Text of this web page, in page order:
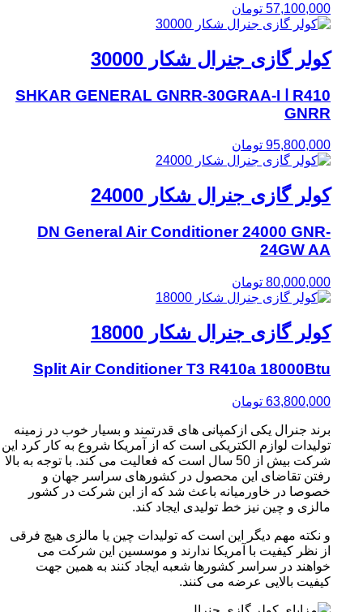
57,100,000 تومان
کولر گازی جنرال شکار 30000
R410 ا SHKAR GENERAL GNRR-30GRAA-I
GNRR
95,800,000 تومان
کولر گازی جنرال شکار 24000
DN General Air Conditioner 24000 GNR-
24GW AA
80,000,000 تومان
کولر گازی جنرال شکار 18000
Split Air Conditioner T3 R410a 18000Btu
63,800,000 تومان
برند جنرال یکی ازکمپانی های قدرتمند و بسیار خوب در زمینه
تولیدات لوازم الکتریکی است که از آمریکا شروع به کار کرد این
شرکت بیش از 50 سال است که فعالیت می کند. با توجه به بالا
رفتن تقاضای این محصول در کشورهای سراسر جهان و
خصوصا در خاورمیانه باعث شد که از این شرکت در کشور
مالزی و چین نیز خط تولیدی ایجاد کند.
و نکته مهم دیگر این است که تولیدات چین یا مالزی هیچ فرقی
از نظر کیفیت با آمریکا ندارند و موسسین این شرکت می
خواهند در سراسر کشورها شعبه ایجاد کنند به همین جهت
کیفیت بالایی عرضه می کنند.